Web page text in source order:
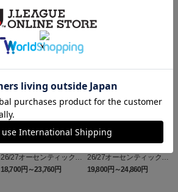
26/27オーセンティックユ
ニフォーム半袖（FP2n
d）
18,700円～23,760円
26/27オーセンティックユ
ニフォーム長袖（FP2n
d）
19,800円～24,860円